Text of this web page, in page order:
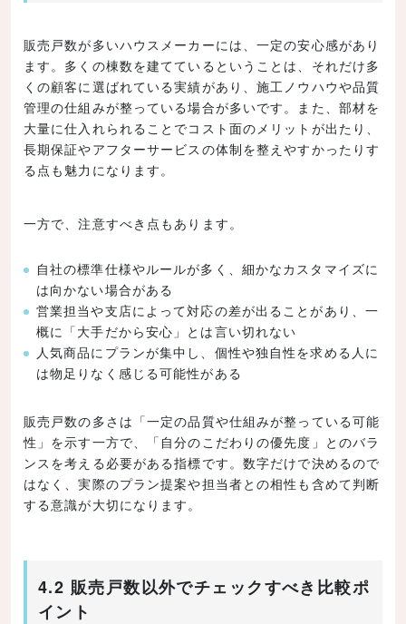
販売戸数が多いハウスメーカーには、一定の安心感があり
ます。多くの棟数を建てているということは、それだけ多
くの顧客に選ばれている実績があり、施工ノウハウや品質
管理の仕組みが整っている場合が多いです。また、部材を
大量に仕入れられることでコスト面のメリットが出たり、
長期保証やアフターサービスの体制を整えやすかったりす
る点も魅力になります。
一方で、注意すべき点もあります。
自社の標準仕様やルールが多く、細かなカスタマイズに
は向かない場合がある
営業担当や支店によって対応の差が出ることがあり、一
概に「大手だから安心」とは言い切れない
人気商品にプランが集中し、個性や独自性を求める人に
は物足りなく感じる可能性がある
販売戸数の多さは「一定の品質や仕組みが整っている可能
性」を示す一方で、「自分のこだわりの優先度」とのバラ
ンスを考える必要がある指標です。数字だけで決めるので
はなく、実際のプラン提案や担当者との相性も含めて判断
する意識が大切になります。
4.2 販売戸数以外でチェックすべき比較ポ
イント